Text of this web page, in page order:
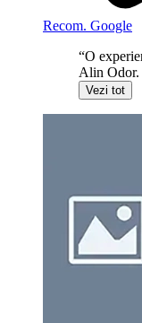
Recom. Google
“O
Alin Odor.
Vezi tot